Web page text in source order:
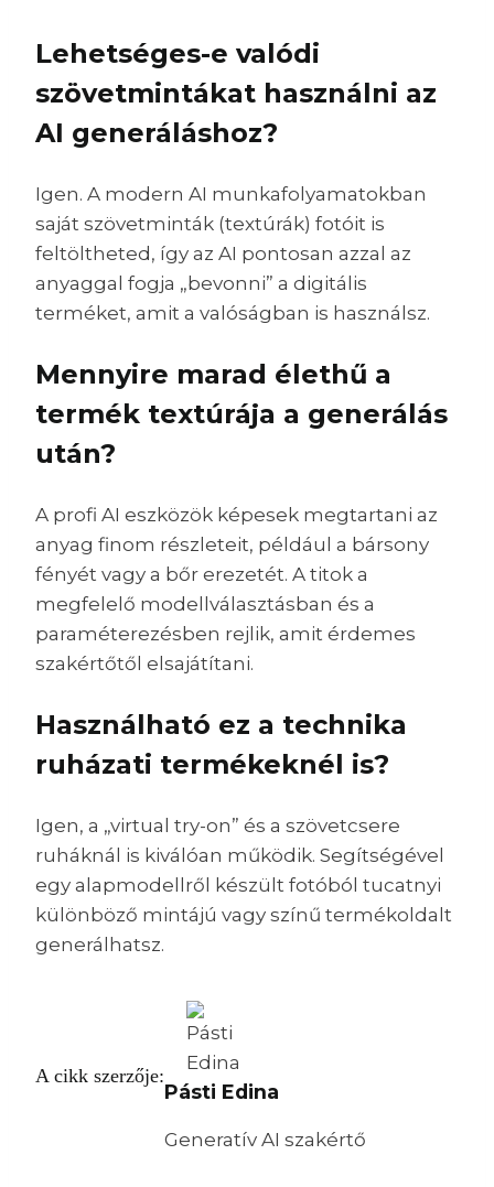
Lehetséges-e valódi
szövetmintákat használni az
AI generáláshoz?
Igen. A modern AI munkafolyamatokban
saját szövetminták (textúrák) fotóit is
feltöltheted, így az AI pontosan azzal az
anyaggal fogja „bevonni” a digitális
terméket, amit a valóságban is használsz.
Mennyire marad élethű a
termék textúrája a generálás
után?
A profi AI eszközök képesek megtartani az
anyag finom részleteit, például a bársony
fényét vagy a bőr erezetét. A titok a
megfelelő modellválasztásban és a
paraméterezésben rejlik, amit érdemes
szakértőtől elsajátítani.
Használható ez a technika
ruházati termékeknél is?
Igen, a „virtual try-on” és a szövetcsere
ruháknál is kiválóan működik. Segítségével
egy alapmodellről készült fotóból tucatnyi
különböző mintájú vagy színű termékoldalt
generálhatsz.
A cikk szerzője:
Pásti Edina
Generatív AI szakértő